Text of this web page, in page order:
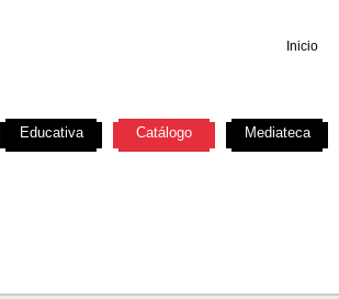
Inicio
Educativa Catálogo Mediateca